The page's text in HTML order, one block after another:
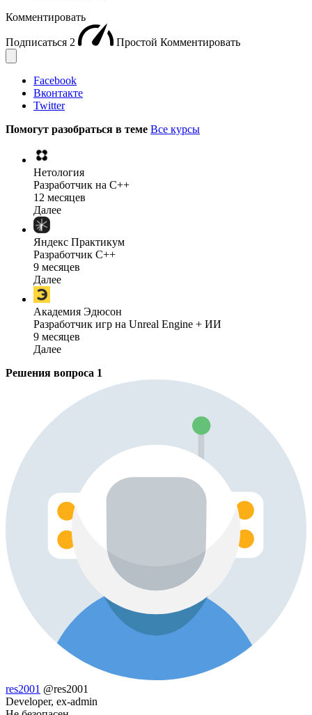
Комментировать
Подписаться 2 Простой Комментировать
Facebook
Вконтакте
Twitter
Помогут разобраться в теме Все курсы
Нетология
Разработчик на C++
12 месяцев
Далее
Яндекс Практикум
Разработчик C++
9 месяцев
Далее
Академия Эдюсон
Разработчик игр на Unreal Engine + ИИ
9 месяцев
Далее
Решения вопроса 1
res2001 @res2001
Developer, ex-admin